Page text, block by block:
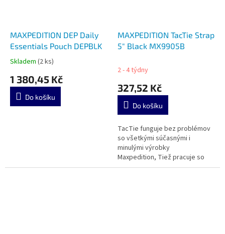
MAXPEDITION DEP Daily
Essentials Pouch DEPBLK
Průměrné
produktu
5,0
Skladem (2 ks)
1 380,45 Kč
Do košíku
MAXPEDITION TacTie Strap
5" Black MX9905B
2 - 4 týdny
327,52 Kč
Do košíku
TacTie funguje bez problémov
so všetkými súčasnými i
minulými výrobky
Maxpedition, Tiež pracuje so
systémom MOLLE,